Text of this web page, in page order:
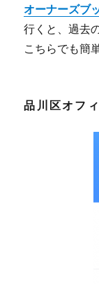
オーナーズブ
行くと、過去
こちらでも簡
品川区オフ